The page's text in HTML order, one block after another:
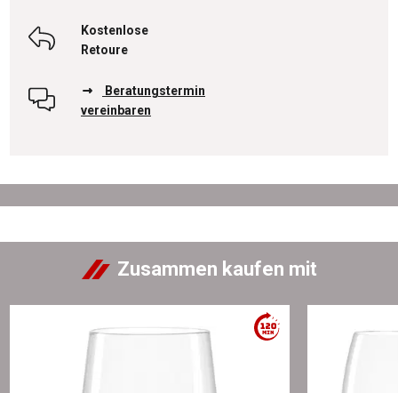
Kostenlose
Retoure
Beratungstermin
vereinbaren
Zusammen kaufen mit